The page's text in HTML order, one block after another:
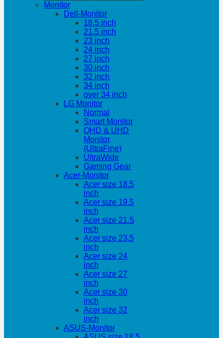
Monitor
Dell-Monitor
18.5 inch
21.5 inch
23 inch
24 inch
27 inch
30 inch
32 inch
34 inch
over 34 inch
LG Monitor
Normal
Smart Monitor
QHD & UHD
Monitor
(UltraFine)
UltraWide
Gaming Gear
Acer-Monitor
Acer size 18.5
inch
Acer size 19.5
inch
Acer size 21.5
inch
Acer size 23.5
inch
Acer size 24
inch
Acer size 27
inch
Acer size 30
inch
Acer size 32
inch
ASUS-Monitor